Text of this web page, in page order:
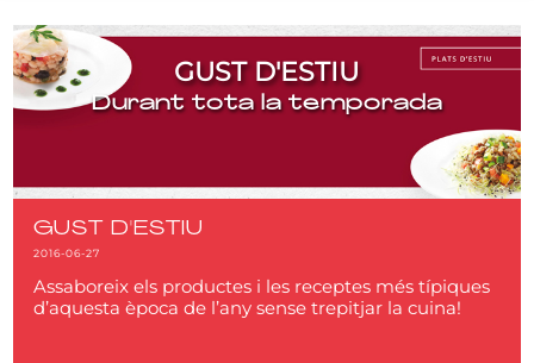
GUST D'ESTIU
Durant tota la temporada
GUST D'ESTIU
2016-06-27
Assaboreix els productes i les receptes més típiques
d’aquesta època de l’any sense trepitjar la cuina!